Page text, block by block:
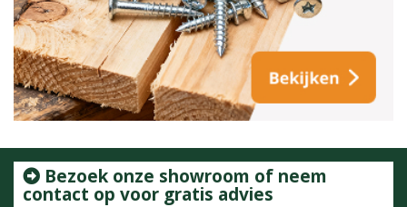
Bezoek onze showroom of neem
contact op voor gratis advies